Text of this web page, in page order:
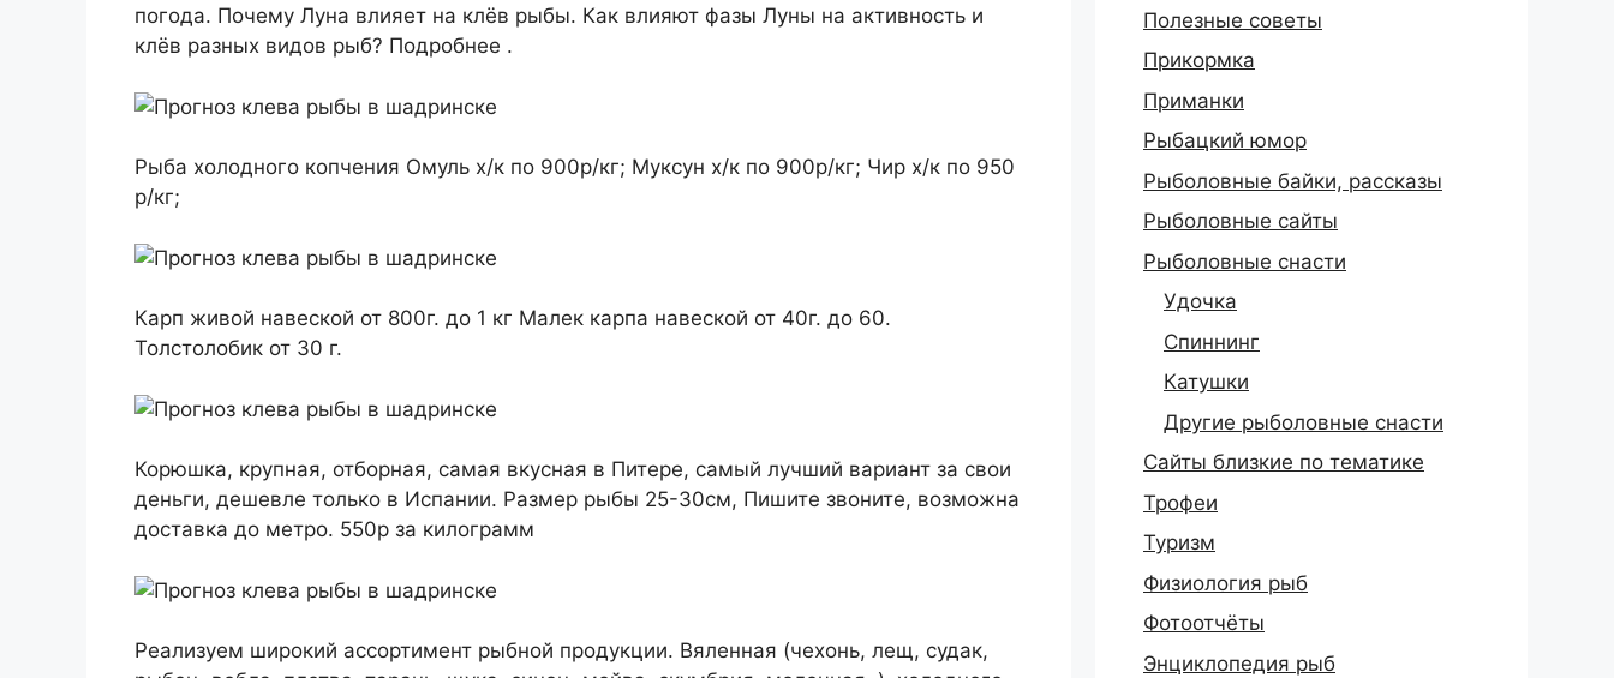
погода. Почему Луна влияет на клёв рыбы. Как влияют фазы Луны на активность и
клёв разных видов рыб? Подробнее .
Рыба холодного копчения Омуль х/к по 900р/кг; Муксун х/к по 900р/кг; Чир х/к по 950
р/кг;
Карп живой навеской от 800г. до 1 кг Малек карпа навеской от 40г. до 60.
Толстолобик от 30 г.
Корюшка, крупная, отборная, самая вкусная в Питере, самый лучший вариант за свои
деньги, дешевле только в Испании. Размер рыбы 25-30см, Пишите звоните, возможна
доставка до метро. 550р за килограмм
Реализуем широкий ассортимент рыбной продукции. Вяленная (чехонь, лещ, судак,
Полезные советы
Прикормка
Приманки
Рыбацкий юмор
Рыболовные байки, рассказы
Рыболовные сайты
Рыболовные снасти
Удочка
Спиннинг
Катушки
Другие рыболовные снасти
Сайты близкие по тематике
Трофеи
Туризм
Физиология рыб
Фотоотчёты
Энциклопедия рыб